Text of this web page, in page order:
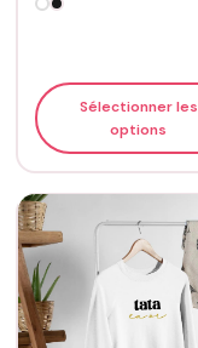
Sélectionner les
options